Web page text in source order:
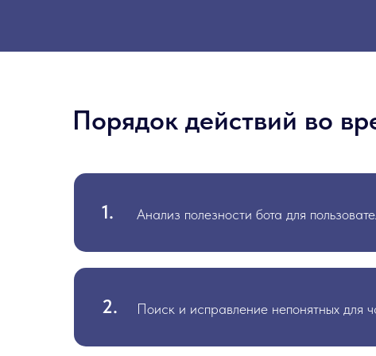
Порядок действий во
Анализ полезности бота для
1.
Поиск и исправление непонятных для
2.